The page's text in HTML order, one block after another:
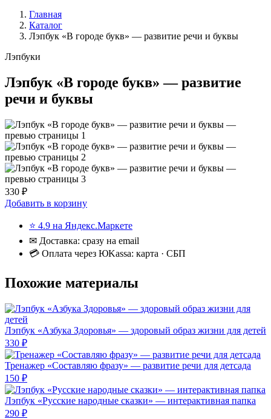
Главная
Каталог
Лэпбук «В городе букв» — развитие речи и буквы
Лэпбуки
Лэпбук «В городе букв» — развитие
речи и буквы
330 ₽
Добавить в корзину
⭐ 4.9 на Яндекс.Маркете
✉ Доставка: сразу на email
💳 Оплата через ЮKassa: карта · СБП
Похожие материалы
Лэпбук «Азбука Здоровья» — здоровый образ жизни для детей
330 ₽
Тренажер «Составляю фразу» — развитие речи для детсада
150 ₽
Лэпбук «Русские народные сказки» — интерактивная папка
290 ₽